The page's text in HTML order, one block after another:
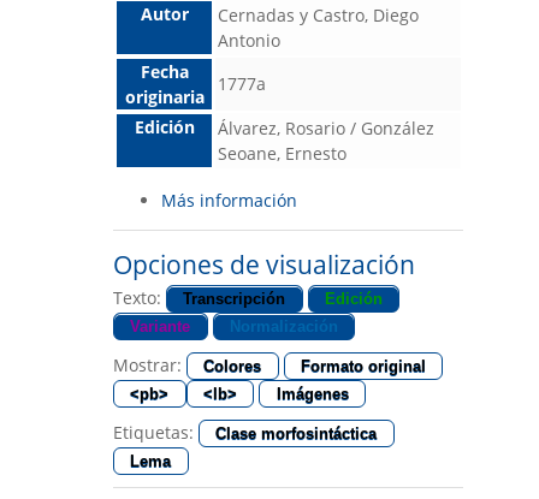
Autor
Cernadas y Castro, Diego
Antonio
Fecha
originaria
1777a
Edición
Álvarez, Rosario / González
Seoane, Ernesto
Más información
Opciones de visualización
Texto: Transcripción
Edición
Variante
Normalización
Mostrar: Colores
Formato original
<pb>
<lb> Imágenes
Etiquetas:
Clase morfosintáctica
Lema